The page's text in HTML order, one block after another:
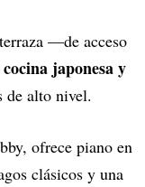
—de acceso
japonesa y
de alto nivel.
ofrece piano en
clásicos y una